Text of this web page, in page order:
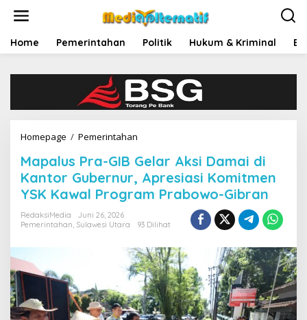
t
Home Pemerintahan Politik Hukum & Kriminal
Homepage / Pemerintahan
p
u
P
a
-
G
I
B
G
Mapalus Pra-GIB Gelar Aksi Damai di
Kantor Gubernur, Apresiasi Komitmen
YSK Kawal Program Prabowo-Gibran
RedaksiMedia
Juni 26, 2026
Pemerintahan Sulawesi Utara 93 Dilihat